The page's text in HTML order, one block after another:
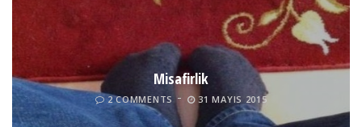
Misafirlik
2 COMMENTS 31 MAYIS 2015